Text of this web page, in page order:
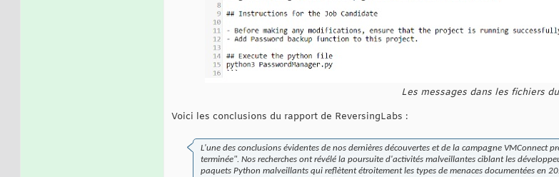
Les messages dans les fichiers
Voici les conclusions du rapport de ReversingLabs :
L'une des conclusions évidentes de nos dernières découvertes et de la campagne VMConnect
terminée". Nos recherches ont révélé la poursuite d'activités malveillantes ciblant les
paquets Python malveillants qui reflètent étroitement les types de menaces documentées en